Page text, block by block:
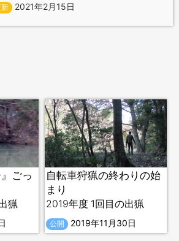
2021年2月15日
ごっ
猟
自転車狩猟の終わりの始
まり
2019年度 1回目の出猟
公開 2019年11月30日